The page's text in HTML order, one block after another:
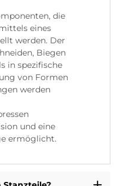
die
eines
werden. Der
Biegen
in spezifische
von Formen
werden
und eine
ermöglicht.